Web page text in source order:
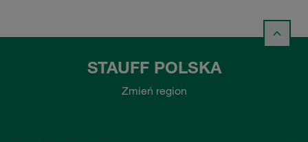
STAUFF POLSKA
Zmień region